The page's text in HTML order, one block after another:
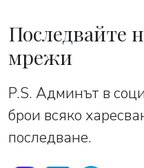
Последвайте
мрежи
P.S. Админът в
брои всяко
последване.